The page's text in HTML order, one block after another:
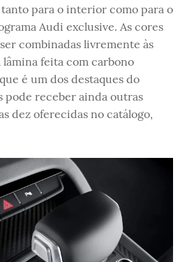
para o interior como para o
Audi exclusive. As cores
combinadas livremente às
lâmina feita com carbono
é um dos destaques do
pode receber ainda outras
dez oferecidas no catálogo,